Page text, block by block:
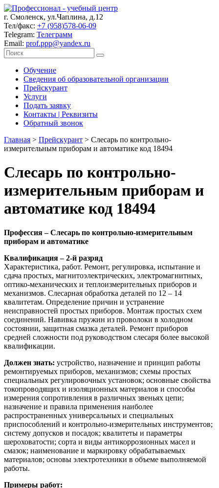
г. Смоленск, ул.Чаплина, д.12
Тел/факс: +7 (958)578-06-09
Telegram: Телеграмм
Email: prof.ppp@yandex.ru
Обучение
Сведения об образовательной организации
Прейскурант
Услуги
Подать заявку
Контакты | Реквизиты
Обратный звонок
Главная > Прейскурант > Слесарь по контрольно-
измерительным приборам и автоматике код 18494
Слесарь по контрольно-
измерительным приборам и
автоматике код 18494
Профессия – Слесарь по контрольно-измерительным
приборам и автоматике
Квалификация – 2-й разряд
Характеристика, работ. Ремонт, регулировка, испытание и
сдача простых, магнитоэлектрических, электромагнитных,
оптико-механических и теплоизмерительных приборов и
механизмов. Слесарная обработка деталей по 12 – 14
квалитетам. Определение причин и устранение
неисправностей простых приборов. Монтаж простых схем
соединений. Навивка пружин из проволоки в холодном
состоянии, защитная смазка деталей. Ремонт приборов
средней сложности под руководством слесаря более высокой
квалификации.
Должен знать: устройство, назначение и принцип работы
ремонтируемых приборов, механизмов; схемы простых
специальных регулировочных установок; основные свойства
токопроводящих и изоляционных материалов и способы
измерения сопротивления в различных звеньях цепи;
назначение и правила применения наиболее
распространенных универсальных и специальных
приспособлений и контрольно-измерительных инструментов;
систему допусков и посадок; квалитеты и параметры
шероховатости; сорта и виды антикоррозионных масел и
смазок; наименование и маркировку обрабатываемых
материалов; основы электротехники в объеме выполняемой
работы.
Примеры работ: